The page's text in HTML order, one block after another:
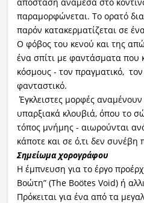
παραμορφώνεται. Το ορατό
παρόν κατακερματίζεται σε
Ο φόβος του κενού και της
ένα σπίτι με φαντάσματα που
κόσμους - τον πραγματικό,
φανταστικό.
Έγκλειστες μορφές
υπαρξιακά κλουβιά, όπου το
τόπος μνήμης - αιωρούνται
κάποτε και σε ό,τι δεν συνέβη
Σημείωμα χορογράφου
Η έμπνευση για το έργο
Βοώτη” (The Boötes Void) ή
Πρόκειται για ένα από τα